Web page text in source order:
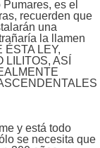
es el
recuerden que
una
la llamen
ÉSTA LEY,
ASÍ
y está todo
se necesita que